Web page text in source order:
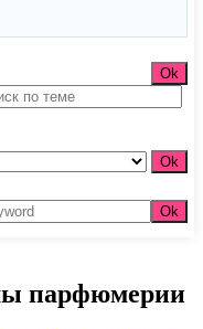
парфюмерии